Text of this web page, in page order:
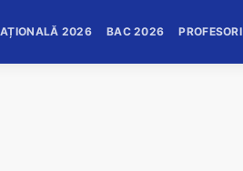
2026 BAC 2026 PROFESORI